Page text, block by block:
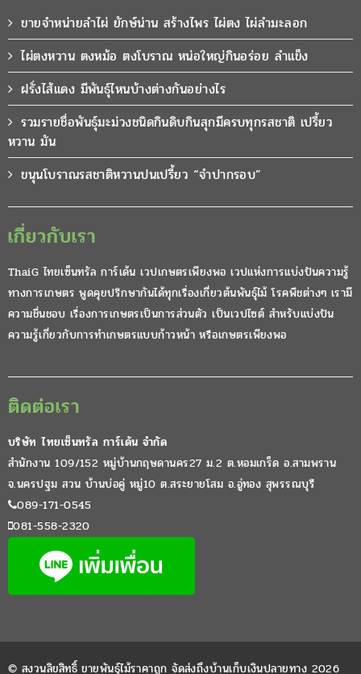
ขายจำหน่ายลำไผ่ ยักษ์น่าน สร้างไพร ไผ่ตง ไผ่ลำมะลอก
ไผ่ตงหวาน ตงหม้อ ตงโบราณ หน่อใหญ่กินอร่อย ลำแข็ง
ฝรั่งไส้แดง มีพันธุ์ไหนบ้างต่างกันอย่างไร
รวมรายชื่อพันธุ์มะม่วงชนิดกินดิบกินสุกมีครบทุกรสชาติ เปรี้ยว
หวาน มัน
ขนุนโบราณรสชาติหวานปนเปรี้ยว “จำปากรอบ”
เกี่ยวกับเรา
ThaiG ไทยเซ็นทรัล การ์เด้น เวปเกษตรเพียงพอ เวปแห่งการแบ่งปันความรู้
ทางการเกษตร พูดคุยปรึกษากันได้ทุกเรื่องเกี่ยวต้นพันธุ์ไม้ โรคพืชต่างๆ เรามี
ความชื่นชอบ เรื่องการเกษตรเป็นการส่วนตัว เป็นเวปไซต์ สำหรับแบ่งปัน
ความรู้เกี่ยวกับการทำเกษตรแบบก้าวหน้า หรือเกษตรเพียงพอ
ติดต่อเรา
บริษัท ไทยเซ็นทรัล การ์เด้น จำกัด
สำนักงาน 109/152 หมู่บ้านกฤษดานคร27 ม.2 ต.หอมเกร็ด อ.สามพราน
จ.นครปฐม สวน บ้านบ่อคู่ หมู่10 ต.สระยายโสม อ.อู่ทอง สุพรรณบุรี
089-171-0545
081-558-2320
© สงวนลิขสิทธิ์ ขายพันธุ์ไม้ราคาถูก จัดส่งถึงบ้านเก็บเงินปลายทาง 2026